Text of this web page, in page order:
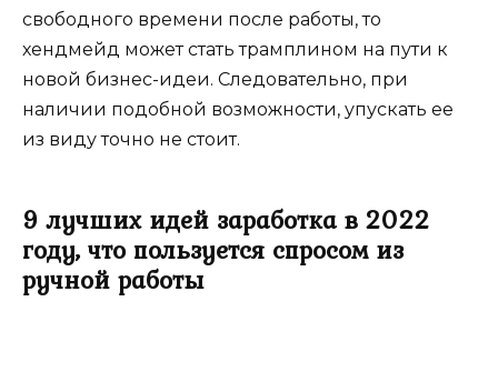
свободного времени после работы, то
хендмейд может стать трамплином на пути к
новой бизнес-идеи. Следовательно, при
наличии подобной возможности, упускать ее
из виду точно не стоит.
9 лучших идей заработка в 2022
году, что пользуется спросом из
ручной работы